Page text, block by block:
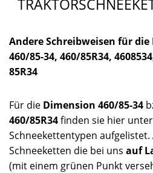
Andere Schreibweisen für die
460/85-34, 460/85R34,
85R34
Für die Dimension 460/85-34
460/85R34finden sie hier
Schneekettentypen
Schneeketten die bei uns auf
(mit einem grünen Punkt